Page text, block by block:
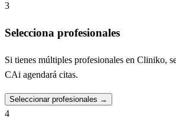
3
Selecciona profesionales
Si tienes múltiples profesionales en Cliniko,
CAi agendará citas.
Seleccionar profesionales →
4